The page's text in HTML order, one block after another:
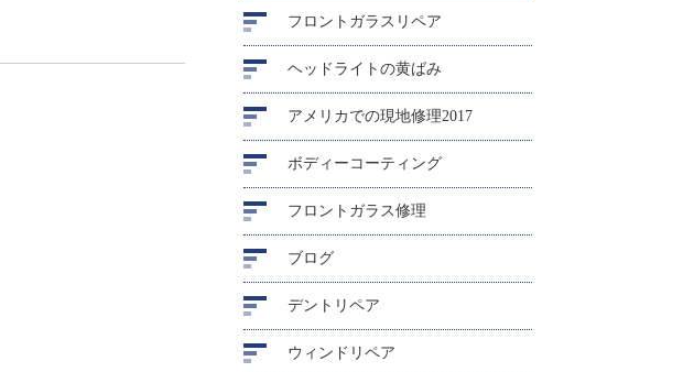
フロントガラスリペア
ヘッドライトの黄ばみ
アメリカでの現地修理2017
ボディーコーティング
フロントガラス修理
ブログ
デントリペア
ウィンドリペア